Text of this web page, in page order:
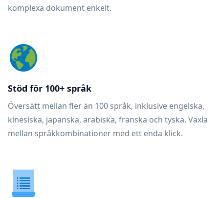
komplexa dokument enkelt.
Stöd för 100+ språk
Översätt mellan fler än 100 språk, inklusive engelska,
kinesiska, japanska, arabiska, franska och tyska. Växla
mellan språkkombinationer med ett enda klick.